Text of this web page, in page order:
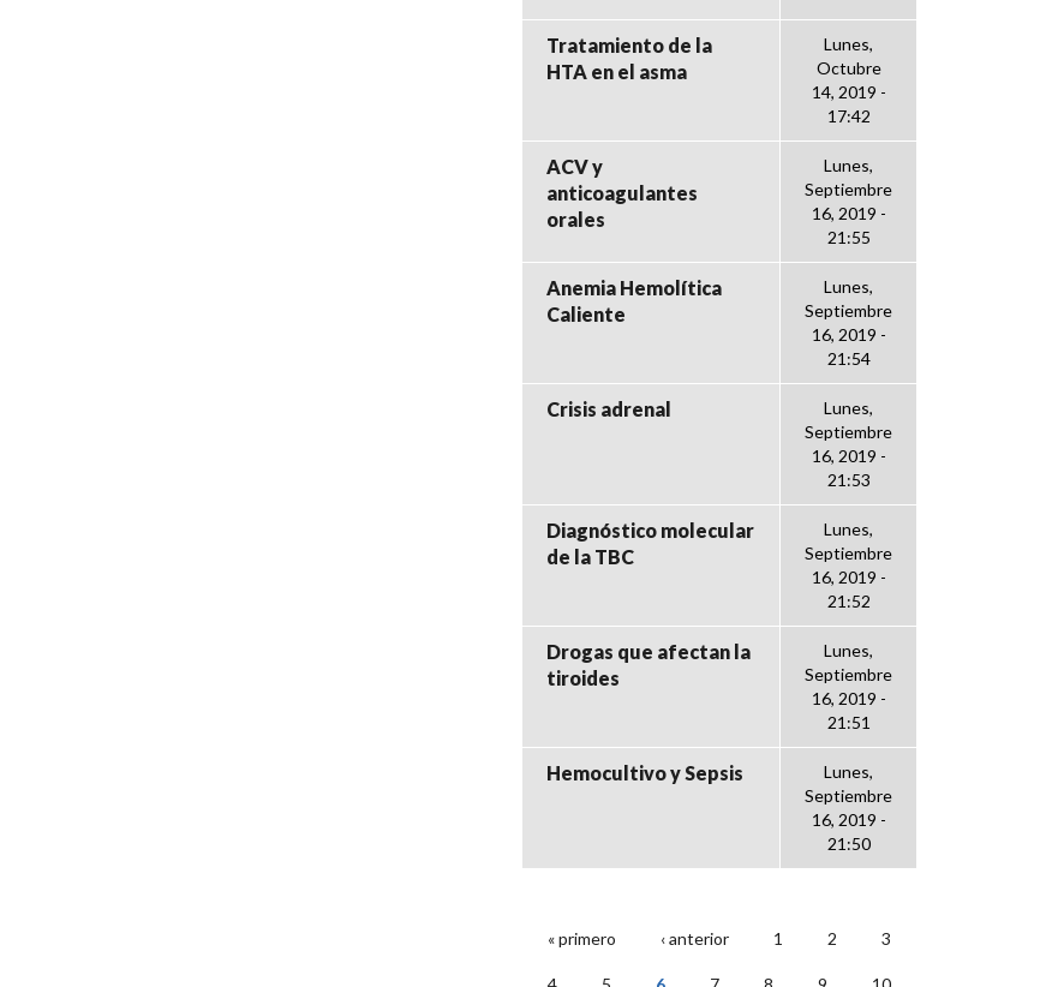
Tratamiento de la
HTA en el asma
Lunes,
Octubre
14, 2019 -
17:42
ACV y
anticoagulantes
orales
Lunes,
Septiembre
16, 2019 -
21:55
Anemia Hemolítica
Caliente
Lunes,
Septiembre
16, 2019 -
21:54
Crisis adrenal
Lunes,
Septiembre
16, 2019 -
21:53
Diagnóstico molecular
de la TBC
Lunes,
Septiembre
16, 2019 -
21:52
Drogas que afectan la
tiroides
Lunes,
Septiembre
16, 2019 -
21:51
Hemocultivo y Sepsis
Lunes,
Septiembre
16, 2019 -
21:50
PÁGINAS
« primero ‹ anterior 1 2 3